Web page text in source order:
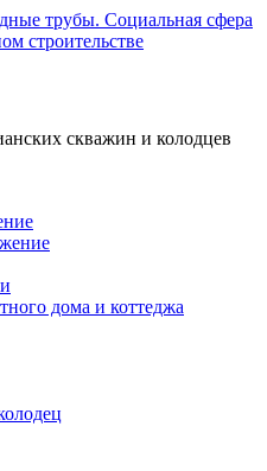
трубы. Социальная сфера
строительстве
скважин и колодцев
дома и коттеджа